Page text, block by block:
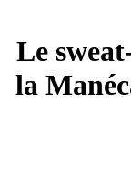
Le
la